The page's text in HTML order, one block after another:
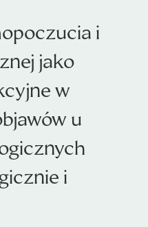
i
jako
w
u
i